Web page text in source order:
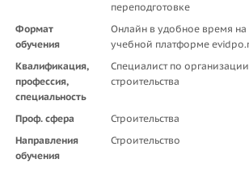
переподготовке
Формат
обучения
Онлайн в удобное время на
учебной платформе
Квалификация,
профессия,
специальность
Специалист по организации
строительства
Проф. сфера
Строительства
Направления
обучения
Строительство